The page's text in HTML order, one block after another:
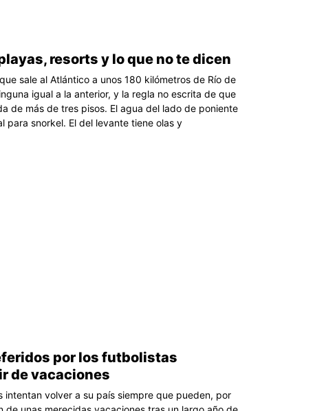
resorts y lo que no te dicen
sale al Atlántico a unos 180 kilómetros de Río de
igual a la anterior, y la regla no escrita de que
de más de tres pisos. El agua del lado de poniente
para snorkel. El del levante tiene olas y
por los futbolistas
de vacaciones
intentan volver a su país siempre que pueden, por